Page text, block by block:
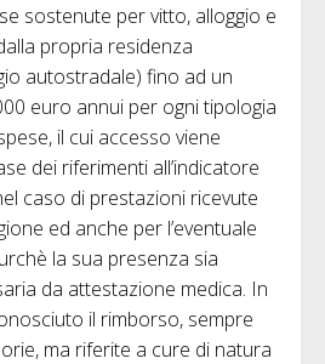
sostenute per vitto, alloggio e
propria residenza
autostradale) fino ad un
euro annui per ogni tipologia
il cui accesso viene
dei riferimenti all’indicatore
caso di prestazioni ricevute
ed anche per l’eventuale
la sua presenza sia
da attestazione medica. In
il rimborso, sempre
ma riferite a cure di natura